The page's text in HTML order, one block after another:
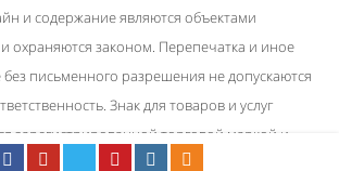
и содержание являются объектами
охраняются законом. Перепечатка и иное
письменного разрешения не допускаются
Знак для товаров и услуг
зарегистрированной торговой маркой и
Пользовательское соглашение